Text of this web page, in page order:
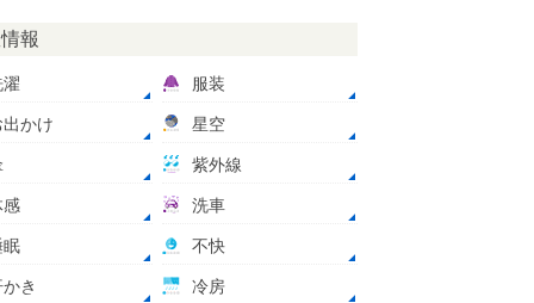
報
服装
出かけ 星空
紫外線
感 洗車
眠 不快
き 冷房